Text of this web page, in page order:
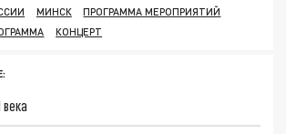
МИНСК
ПРОГРАММА МЕРОПРИЯТИЙ
КОНЦЕРТ